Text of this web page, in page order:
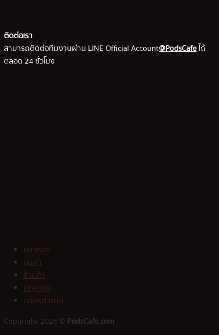
ติดต่อเรา
สามารถติดต่อทีมงานผ่าน LINE Official Account@PodsCafeได้
ตลอด 24 ชั่วโมง
หน้าหลัก
สินค้า
ร้านค้า
บทความ
สมัครตัวแทน
Copyright 2026 © PodsCafe.com